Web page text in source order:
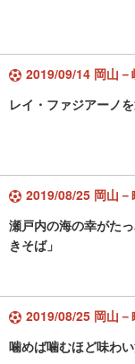
2019/09/14 岡山－
レイ・ファジアーノ
2019/08/25 岡山－
瀬戸内の海の幸がた
きそば」
2019/08/25 岡山－
噛めば噛むほど味わ